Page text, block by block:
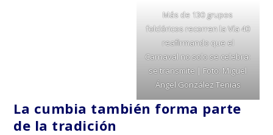
Más de 130 grupos
folclóricos recorren la Vía 40
reafirmando que el
Carnaval no solo se celebra:
se transmite | Foto: Miguel
Ángel González Tenias
La cumbia también forma parte
de la tradición